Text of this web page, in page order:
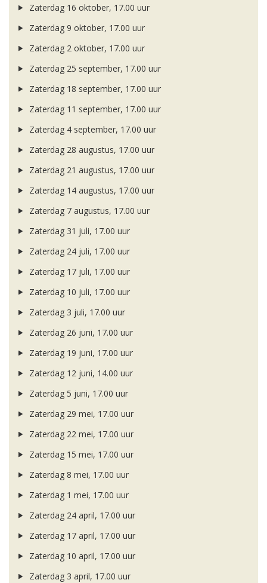
Zaterdag 16 oktober, 17.00 uur
Zaterdag 9 oktober, 17.00 uur
Zaterdag 2 oktober, 17.00 uur
Zaterdag 25 september, 17.00 uur
Zaterdag 18 september, 17.00 uur
Zaterdag 11 september, 17.00 uur
Zaterdag 4 september, 17.00 uur
Zaterdag 28 augustus, 17.00 uur
Zaterdag 21 augustus, 17.00 uur
Zaterdag 14 augustus, 17.00 uur
Zaterdag 7 augustus, 17.00 uur
Zaterdag 31 juli, 17.00 uur
Zaterdag 24 juli, 17.00 uur
Zaterdag 17 juli, 17.00 uur
Zaterdag 10 juli, 17.00 uur
Zaterdag 3 juli, 17.00 uur
Zaterdag 26 juni, 17.00 uur
Zaterdag 19 juni, 17.00 uur
Zaterdag 12 juni, 14.00 uur
Zaterdag 5 juni, 17.00 uur
Zaterdag 29 mei, 17.00 uur
Zaterdag 22 mei, 17.00 uur
Zaterdag 15 mei, 17.00 uur
Zaterdag 8 mei, 17.00 uur
Zaterdag 1 mei, 17.00 uur
Zaterdag 24 april, 17.00 uur
Zaterdag 17 april, 17.00 uur
Zaterdag 10 april, 17.00 uur
Zaterdag 3 april, 17.00 uur